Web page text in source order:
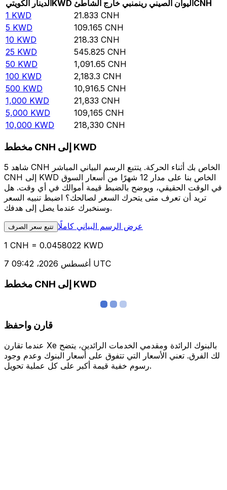
الدينار الكويتيKWD اليوان الصيني رينمنبي خارج الشاطئCNH
1 KWD 21.833 CNH
5 KWD 109.165 CNH
10 KWD 218.33 CNH
25 KWD 545.825 CNH
50 KWD 1,091.65 CNH
100 KWD 2,183.3 CNH
500 KWD 10,916.5 CNH
1,000 KWD 21,833 CNH
5,000 KWD 109,165 CNH
10,000 KWD 218,330 CNH
مخطط CNH إلى KWD
شاهد 5 CNH الخاص بك أثناء الحركة. يتتبع الرسم البياني المباشر
CNH إلى KWD الخاص بنا على مدار 12 شهرًا من أسعار السوق
في الوقت الحقيقي، ويوضح بالضبط قيمة أموالك في أي وقت. هل
تريد أن تعرف متى يتحرك السعر لصالحك؟ اضبط تنبيه السعر
وسنخبرك عندما يصل إلى هدفك.
تتبع سعر الصرف عرض الرسم البياني كاملًا
1 CNH = 0.0458022 KWD
7 أغسطس 2026، 09:42 UTC
مخطط CNH إلى KWD
قارن واحفظ
عندما تقارن Xe بالبنوك الرائدة ومقدمي الخدمات الرائدين، يتضح
لك الفرق. تعني الأسعار التي تتفوق على أسعار البنوك وعدم وجود
رسوم خفية قيمة أكبر على كل عملية تحويل.